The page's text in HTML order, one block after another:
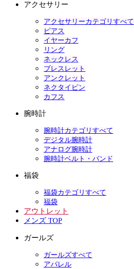
アクセサリー
アクセサリーカテゴリすべて
ピアス
イヤーカフ
リング
ネックレス
ブレスレット
アンクレット
ネクタイピン
カフス
腕時計
腕時計カテゴリすべて
デジタル腕時計
アナログ腕時計
腕時計ベルト・バンド
福袋
福袋カテゴリすべて
福袋
アウトレット
メンズ TOP
ガールズ
ガールズすべて
アパレル